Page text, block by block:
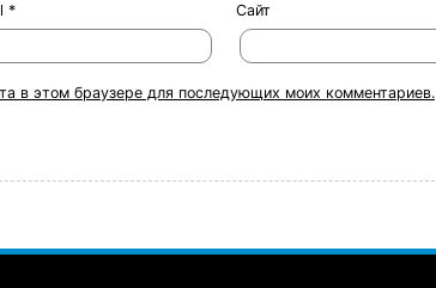
* Сайт
в этом браузере для последующих моих комментариев.